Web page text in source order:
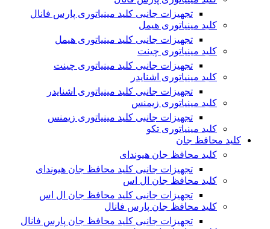
تجهیزات جانبی کلید مینیاتوری پارس فانال
کلید مینیاتوری هیمل
تجهیزات جانبی کلید مینیاتوری هیمل
کلید مینیاتوری چینت
تجهیزات جانبی کلید مینیاتوری چینت
کلید مینیاتوری اشنایدر
تجهیزات جانبی کلید مینیاتوری اشنایدر
کلید مینیاتوری زیمنس
تجهیزات جانبی کلید مینیاتوری زیمنس
کلید مینیاتوری تکو
کلید محافظ جان
کلید محافظ جان هیوندای
تجهیزات جانبی کلید محافظ جان هیوندای
کلید محافظ جان ال اس
تجهیزات جانبی کلید محافظ جان ال اس
کلید محافظ جان پارس فانال
تجهیزات جانبی کلید محافظ جان پارس فانال